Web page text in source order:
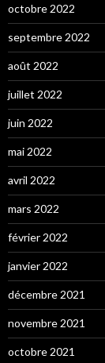
octobre 2022
septembre 2022
août 2022
juillet 2022
juin 2022
mai 2022
avril 2022
mars 2022
février 2022
janvier 2022
décembre 2021
novembre 2021
octobre 2021